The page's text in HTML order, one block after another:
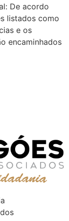
De acordo
listados como
e os
encaminhados